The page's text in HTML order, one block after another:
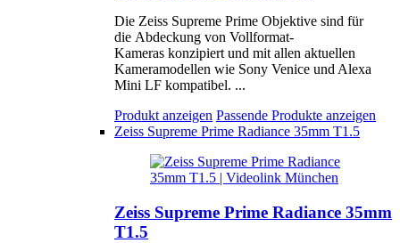
Die Zeiss Supreme Prime Objektive sind für
die Abdeckung von Vollformat-
Kameras konzipiert und mit allen aktuellen
Kameramodellen wie Sony Venice und Alexa
Mini LF kompatibel. ...
Produkt anzeigen Passende Produkte anzeigen
Zeiss Supreme Prime Radiance 35mm T1.5
Zeiss Supreme Prime Radiance 35mm
T1.5